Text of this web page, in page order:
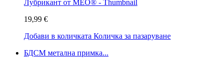
19,99 €
Добави в количката Количка за пазаруване
БДСМ метална примка...